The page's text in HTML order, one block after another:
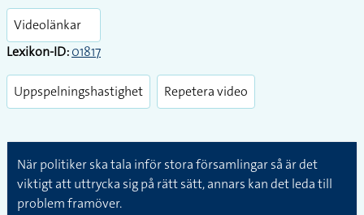
Videolänkar
Lexikon-ID:01817
Uppspelningshastighet Repetera video
När politiker ska tala inför stora församlingar så är det
viktigt att uttrycka sig på rätt sätt, annars kan det leda till
problem framöver.